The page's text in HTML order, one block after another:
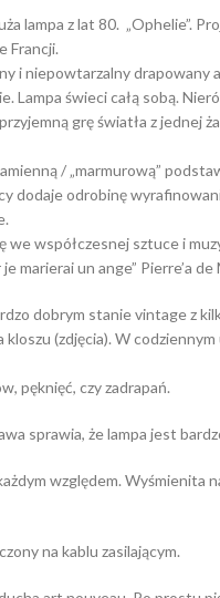
lampa z lat 80. „Ophelie”.
Francji.
i niepowtarzalny drapowany
Lampa świeci całą sobą.
grę światła z jednej
/ „marmurową”
dodaje odrobinę
we współczesnej sztuce i
marierai un ange” Pierre’a
dobrym stanie vintage z
kloszu (zdjęcia). W
pęknięć, czy zadrapań.
sprawia, że lampa jest
względem. Wyśmienita
na kablu zasilającym.